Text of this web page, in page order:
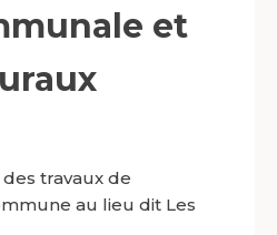
et
travaux de
au lieu dit Les